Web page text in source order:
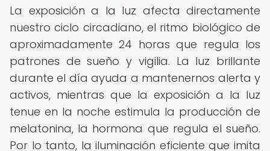
La exposición a la luz afecta directamente
nuestro ciclo circadiano, el ritmo biológico de
aproximadamente 24 horas que regula los
patrones de sueño y vigilia. La luz brillante
durante el día ayuda a mantenernos alerta y
activos, mientras que la exposición a la luz
tenue en la noche estimula la producción de
melatonina, la hormona que regula el sueño.
Por lo tanto, la iluminación eficiente que imita